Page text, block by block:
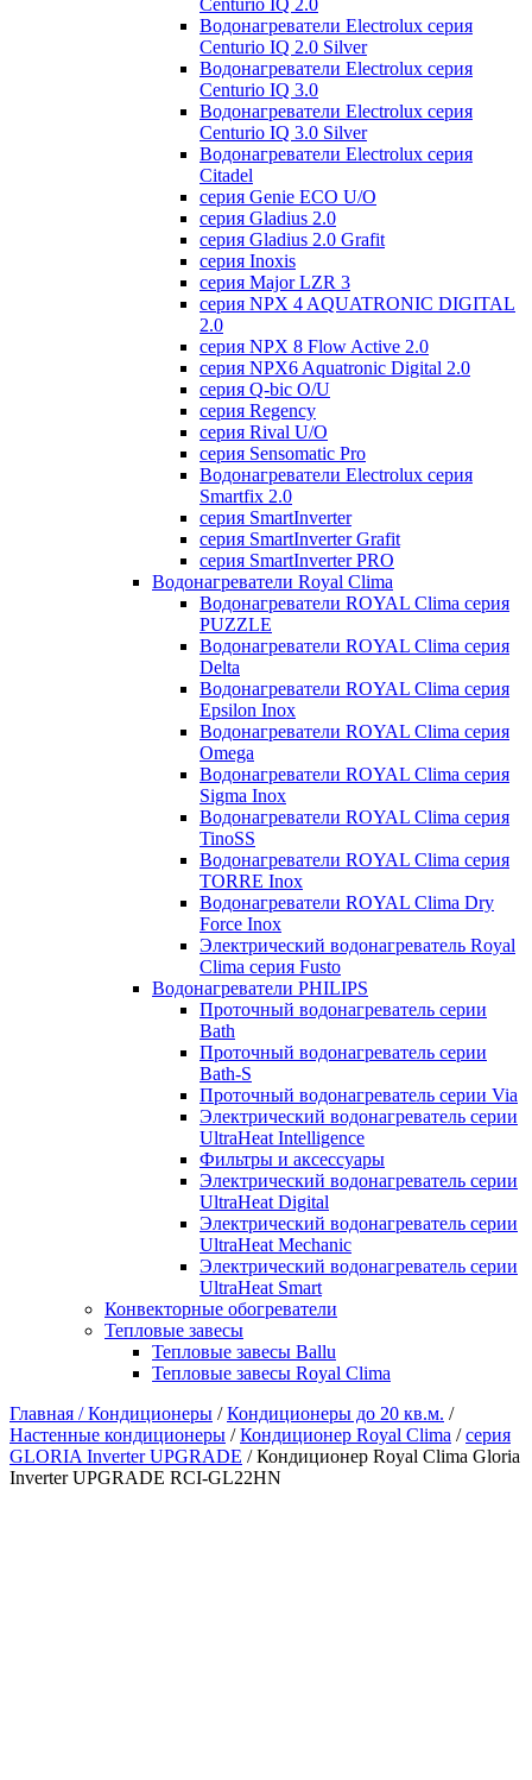
Centurio IQ 2.0
Водонагреватели Electrolux серия
Centurio IQ 2.0 Silver
Водонагреватели Electrolux серия
Centurio IQ 3.0
Водонагреватели Electrolux серия
Centurio IQ 3.0 Silver
Водонагреватели Electrolux серия
Citadel
серия Genie ECO U/О
серия Gladius 2.0
серия Gladius 2.0 Grafit
серия Inoxis
серия Major LZR 3
серия NPX 4 AQUATRONIC DIGITAL
2.0
серия NPX 8 Flow Active 2.0
серия NPX6 Aquatronic Digital 2.0
серия Q-bic O/U
серия Regency
серия Rival U/О
серия Sensomatic Pro
Водонагреватели Electrolux серия
Smartfix 2.0
серия SmartInverter
серия SmartInverter Grafit
серия SmartInverter PRO
Водонагреватели Royal Clima
Водонагреватели ROYAL Clima серия
PUZZLE
Водонагреватели ROYAL Clima серия
Delta
Водонагреватели ROYAL Clima серия
Epsilon Inox
Водонагреватели ROYAL Clima серия
Omega
Водонагреватели ROYAL Clima серия
Sigma Inox
Водонагреватели ROYAL Clima серия
TinoSS
Водонагреватели ROYAL Clima серия
TORRE Inox
Водонагреватели ROYAL Clima Dry
Force Inox
Электрический водонагреватель Royal
Clima серия Fusto
Водонагреватели PHILIPS
Проточный водонагреватель серии
Bath
Проточный водонагреватель серии
Bath-S
Проточный водонагреватель серии Via
Электрический водонагреватель серии
UltraHeat Intelligence
Фильтры и аксессуары
Электрический водонагреватель серии
UltraHeat Digital
Электрический водонагреватель серии
UltraHeat Mechanic
Электрический водонагреватель серии
UltraHeat Smart
Конвекторные обогреватели
Тепловые завесы
Тепловые завесы Ballu
Тепловые завесы Royal Clima
Главная /Кондиционеры /Кондиционеры до 20 кв.м. /
Настенные кондиционеры /Кондиционер Royal Clima /серия
GLORIA Inverter UPGRADE / Кондиционер Royal Clima Gloria
Inverter UPGRADE RCI-GL22HN